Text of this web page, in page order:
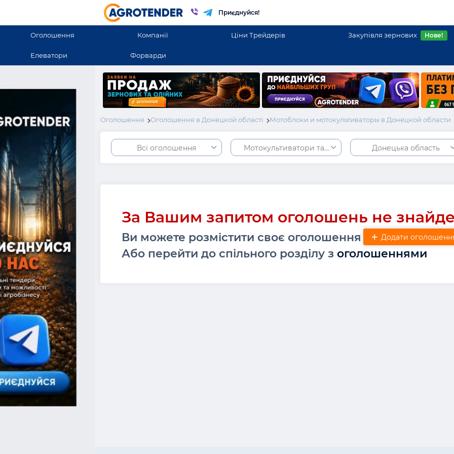
Приєднуйся!
Оголошення Компанії Ціни Трейдерів Закупівля зернових Нове!
Елеватори Форварди
Оголошення Оголошення в Донецкой області Мотоблоки и мотокультиваторы в Донецкой области
Всі оголошення Мотокультиватори та мотоблоки Донецька область
За Вашим запитом оголошень не
Ви можете розмістити своє оголошення Додати
Або перейти до спільного розділу з оголошеннями